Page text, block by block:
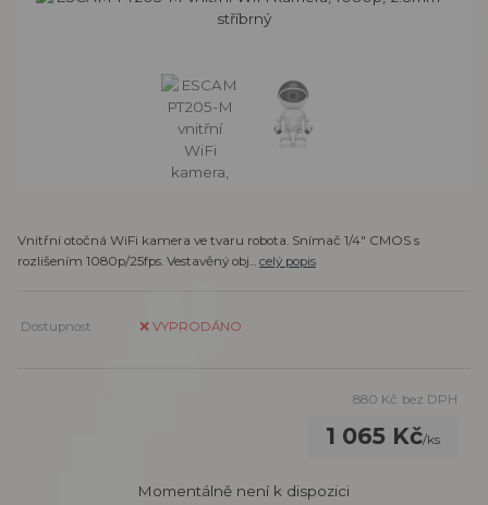
Vnitřní otočná WiFi kamera ve tvaru robota. Snímač 1/4" CMOS s
rozlišením 1080p/25fps. Vestavěný obj... celý popis
Dostupnost ❌ VYPRODÁNO
1 065 Kč/ks
880 Kč bez DPH
Momentálně není k dispozici